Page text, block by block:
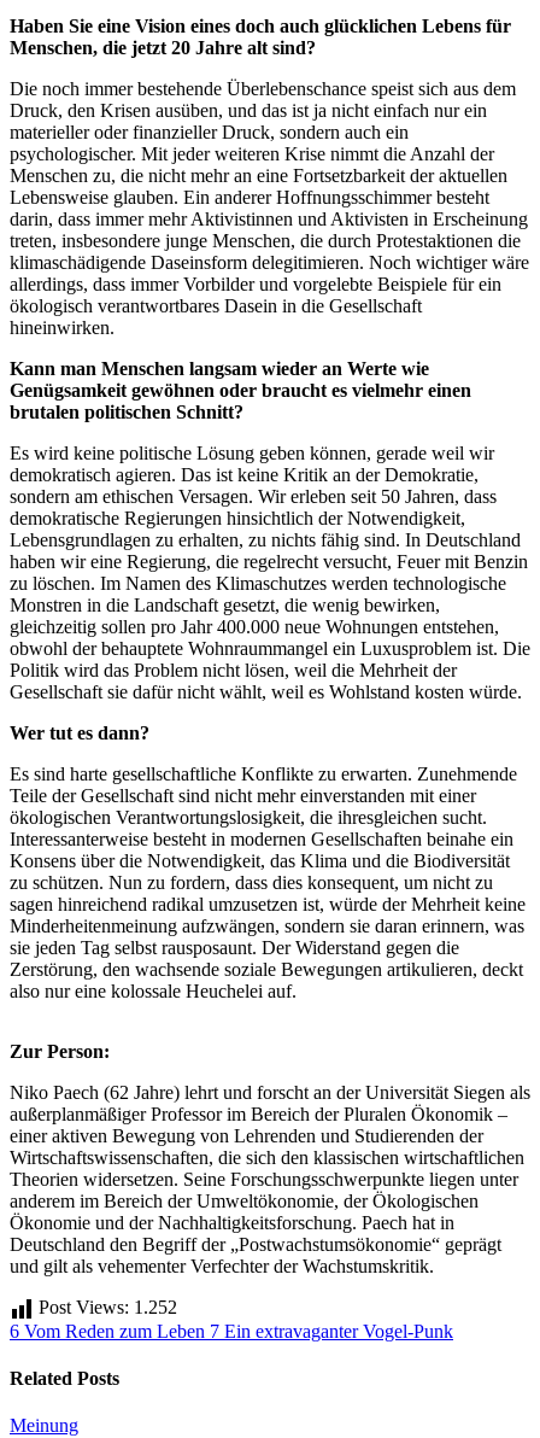
Haben Sie eine Vision eines doch auch glücklichen Lebens für
Menschen, die jetzt 20 Jahre alt sind?
Die noch immer bestehende Überlebenschance speist sich aus dem
Druck, den Krisen ausüben, und das ist ja nicht einfach nur ein
materieller oder finanzieller Druck, sondern auch ein
psychologischer. Mit jeder weiteren Krise nimmt die Anzahl der
Menschen zu, die nicht mehr an eine Fortsetzbarkeit der aktuellen
Lebensweise glauben. Ein anderer Hoffnungsschimmer besteht
darin, dass immer mehr Aktivistinnen und Aktivisten in Erscheinung
treten, insbesondere junge Menschen, die durch Protestaktionen die
klimaschädigende Daseinsform delegitimieren. Noch wichtiger wäre
allerdings, dass immer Vorbilder und vorgelebte Beispiele für ein
ökologisch verantwortbares Dasein in die Gesellschaft
hineinwirken.
Kann man Menschen langsam wieder an Werte wie
Genügsamkeit gewöhnen oder braucht es vielmehr einen
brutalen politischen Schnitt?
Es wird keine politische Lösung geben können, gerade weil wir
demokratisch agieren. Das ist keine Kritik an der Demokratie,
sondern am ethischen Versagen. Wir erleben seit 50 Jahren, dass
demokratische Regierungen hinsichtlich der Notwendigkeit,
Lebensgrundlagen zu erhalten, zu nichts fähig sind. In Deutschland
haben wir eine Regierung, die regelrecht versucht, Feuer mit Benzin
zu löschen. Im Namen des Klimaschutzes werden technologische
Monstren in die Landschaft gesetzt, die wenig bewirken,
gleichzeitig sollen pro Jahr 400.000 neue Wohnungen entstehen,
obwohl der behauptete Wohnraummangel ein Luxusproblem ist. Die
Politik wird das Problem nicht lösen, weil die Mehrheit der
Gesellschaft sie dafür nicht wählt, weil es Wohlstand kosten würde.
Wer tut es dann?
Es sind harte gesellschaftliche Konflikte zu erwarten. Zunehmende
Teile der Gesellschaft sind nicht mehr einverstanden mit einer
ökologischen Verantwortungslosigkeit, die ihresgleichen sucht.
Interessanterweise besteht in modernen Gesellschaften beinahe ein
Konsens über die Notwendigkeit, das Klima und die Biodiversität
zu schützen. Nun zu fordern, dass dies konsequent, um nicht zu
sagen hinreichend radikal umzusetzen ist, würde der Mehrheit keine
Minderheitenmeinung aufzwängen, sondern sie daran erinnern, was
sie jeden Tag selbst rausposaunt. Der Widerstand gegen die
Zerstörung, den wachsende soziale Bewegungen artikulieren, deckt
also nur eine kolossale Heuchelei auf.
Zur Person:
Niko Paech (62 Jahre) lehrt und forscht an der Universität Siegen als
außerplanmäßiger Professor im Bereich der Pluralen Ökonomik –
einer aktiven Bewegung von Lehrenden und Studierenden der
Wirtschaftswissenschaften, die sich den klassischen wirtschaftlichen
Theorien widersetzen. Seine Forschungsschwerpunkte liegen unter
anderem im Bereich der Umweltökonomie, der Ökologischen
Ökonomie und der Nachhaltigkeitsforschung. Paech hat in
Deutschland den Begriff der „Postwachstumsökonomie“ geprägt
und gilt als vehementer Verfechter der Wachstumskritik.
Post Views: 1.252
6 Vom Reden zum Leben 7 Ein extravaganter Vogel-Punk
Related Posts
Meinung